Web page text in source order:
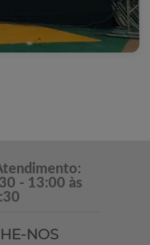
- 13:00 às
NOS